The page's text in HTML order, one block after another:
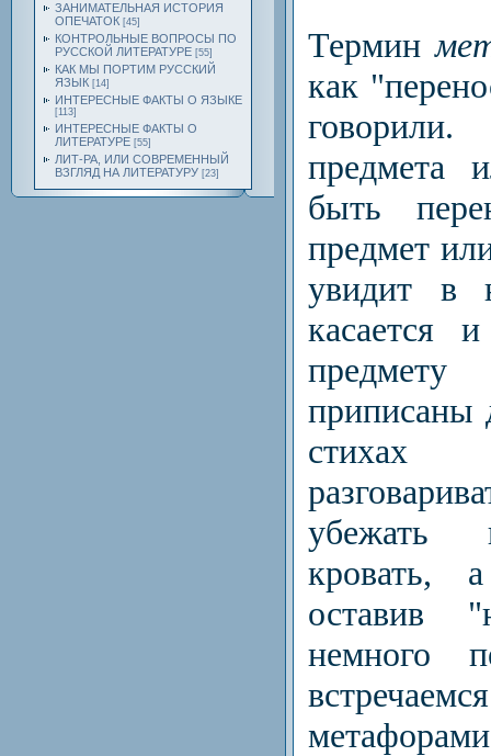
ЗАНИМАТЕЛЬНАЯ ИСТОРИЯ
ОПЕЧАТОК [45]
КОНТРОЛЬНЫЕ ВОПРОСЫ ПО
РУССКОЙ ЛИТЕРАТУРЕ [55]
КАК МЫ ПОРТИМ РУССКИЙ
ЯЗЫК [14]
ИНТЕРЕСНЫЕ ФАКТЫ О ЯЗЫКЕ
[113]
ИНТЕРЕСНЫЕ ФАКТЫ О
ЛИТЕРАТУРЕ [55]
ЛИТ-РА, ИЛИ СОВРЕМЕННЫЙ
ВЗГЛЯД НА ЛИТЕРАТУРУ [23]
Термин
как
предмета
быть
предмет
увидит в
касается
приписаны
убежать
кровать,
оставив
немного